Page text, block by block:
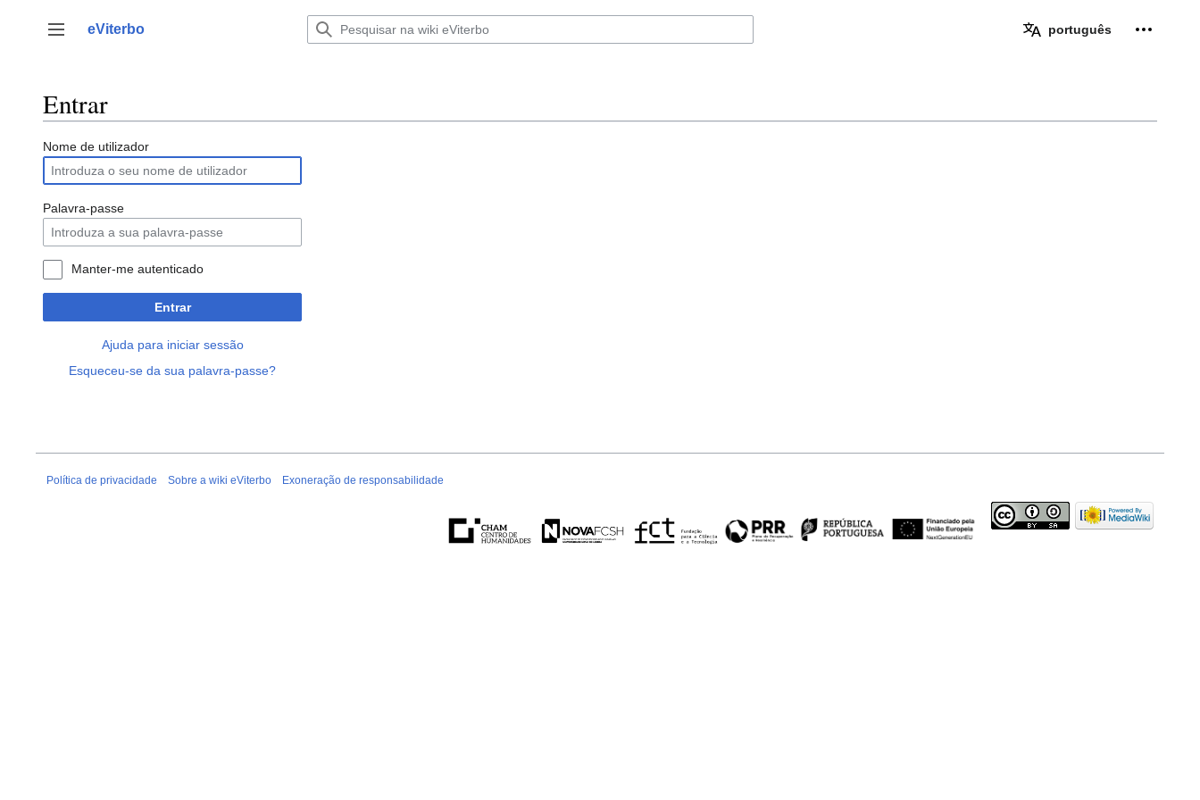
para
Alternar barra lateral
eViterbo português
Entrar
Nome de utilizador
Palavra-passe
Manter-me autenticado
Entrar
Ajuda para iniciar sessão
Esqueceu-se da sua palavra-passe?
Política de privacidade Sobre a wiki eViterbo Exoneração de responsabilidade